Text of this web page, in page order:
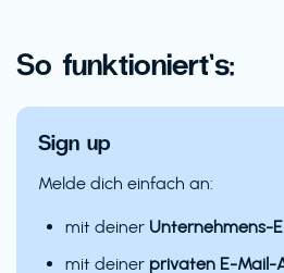
So funktioniert’s:
Sign up
Melde dich einfach an:
mit deiner Unternehmens-
mit deiner privaten E-Mail-